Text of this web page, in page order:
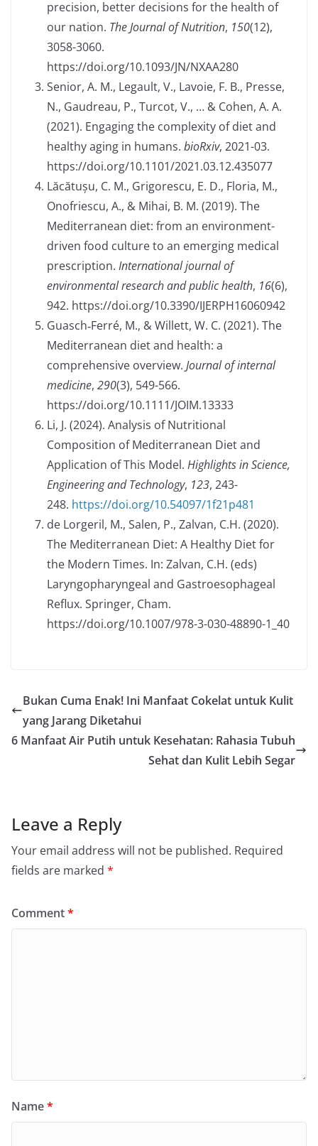
precision, better decisions for the health of
our nation. The Journal of Nutrition, 150(12),
3058-3060.
https://doi.org/10.1093/JN/NXAA280
Senior, A. M., Legault, V., Lavoie, F. B., Presse,
N., Gaudreau, P., Turcot, V., … & Cohen, A. A.
(2021). Engaging the complexity of diet and
healthy aging in humans. bioRxiv, 2021-03.
https://doi.org/10.1101/2021.03.12.435077
Lăcătușu, C. M., Grigorescu, E. D., Floria, M.,
Onofriescu, A., & Mihai, B. M. (2019). The
Mediterranean diet: from an environment-
driven food culture to an emerging medical
prescription. International journal of
environmental research and public health, 16(6),
942. https://doi.org/10.3390/IJERPH16060942
Guasch‐Ferré, M., & Willett, W. C. (2021). The
Mediterranean diet and health: a
comprehensive overview. Journal of internal
medicine, 290(3), 549-566.
https://doi.org/10.1111/JOIM.13333
Li, J. (2024). Analysis of Nutritional
Composition of Mediterranean Diet and
Application of This Model. Highlights in Science,
Engineering and Technology, 123, 243-
248. https://doi.org/10.54097/1f21p481
de Lorgeril, M., Salen, P., Zalvan, C.H. (2020).
The Mediterranean Diet: A Healthy Diet for
the Modern Times. In: Zalvan, C.H. (eds)
Laryngopharyngeal and Gastroesophageal
Reflux. Springer, Cham.
https://doi.org/10.1007/978-3-030-48890-1_40
Bukan Cuma Enak! Ini Manfaat Cokelat untuk Kulit
yang Jarang Diketahui
6 Manfaat Air Putih untuk Kesehatan: Rahasia Tubuh
Sehat dan Kulit Lebih Segar
Leave a Reply
Your email address will not be published. Required
fields are marked *
Comment*
Name*